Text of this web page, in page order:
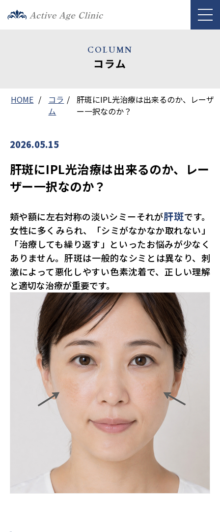
COLUMN
コラム
HOME
コラ
ム
肝斑にIPL光治療は出来るのか、レーザ
ー一択なのか？
2026.05.15
肝斑にIPL光治療は出来るのか、レー
ザー一択なのか？
頬や額に左右対称の淡いシミーそれが肝斑です。
女性に多くみられ、「シミがなかなか取れない」
「治療しても繰り返す」といったお悩みが少なく
ありません。肝斑は一般的なシミとは異なり、刺
激によって悪化しやすい色素沈着で、正しい理解
と適切な治療が重要です。